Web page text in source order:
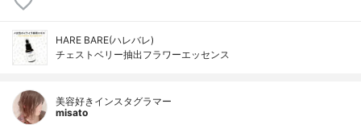
HARE BARE(ハレバレ)
チェストベリー抽出フラワーエッセンス
美容好きインスタグラマー
misato